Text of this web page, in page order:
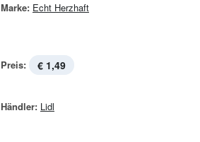
Marke: Echt Herzhaft
Preis: € 1,49
Händler: Lidl